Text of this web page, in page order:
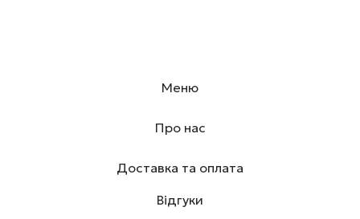
Меню
Про нас
Доставка та оплата
Відгуки